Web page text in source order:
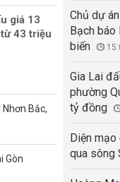
giá 13
43 triệu
Bắc,
Gòn
Chủ dự
Bạch báo
biến
Gia Lai
phường
tỷ đồng
Diện
qua sông